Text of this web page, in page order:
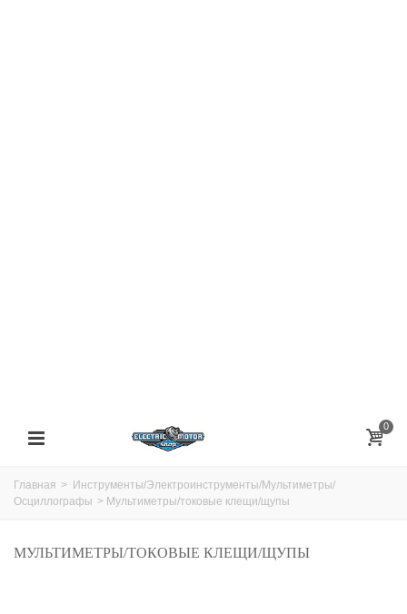
0
Главная > Инструменты/Электроинструменты/Мультиметры/
Осциллографы > Мультиметры/токовые клещи/щупы
МУЛЬТИМЕТРЫ/ТОКОВЫЕ КЛЕЩИ/ЩУПЫ